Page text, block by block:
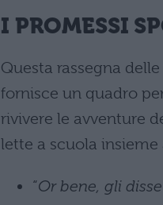
I PROMESSI
Questa rassegna
fornisce un quadro
rivivere le avventure
lette a scuola insieme
“Or bene, gli